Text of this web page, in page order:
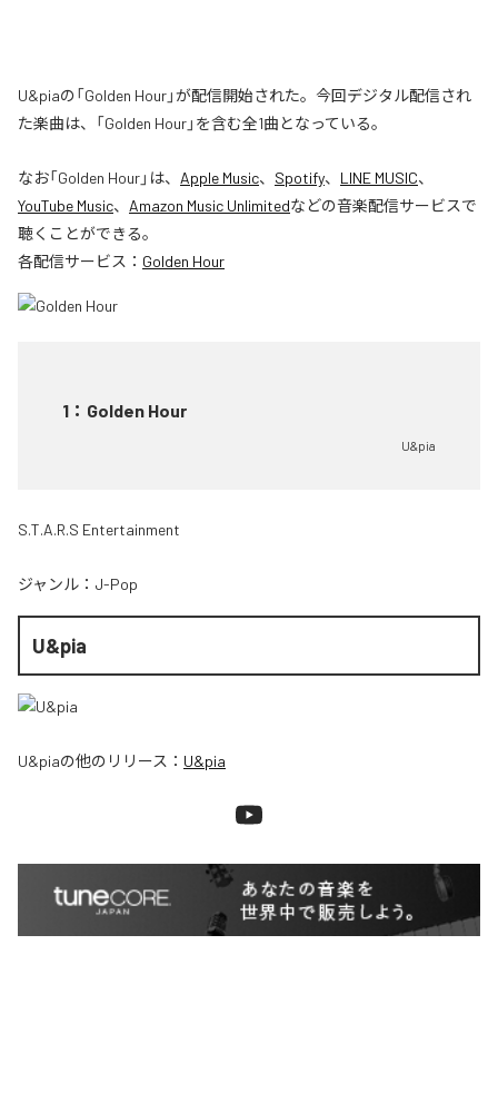
U&piaの「Golden Hour」が配信開始された。今回デジタル配信され
た楽曲は、「Golden Hour」を含む全1曲となっている。
なお「Golden Hour」は、 Apple Music、 Spotify、 LINE MUSIC、
YouTube Music、 Amazon Music Unlimitedなどの音楽配信サービスで
聴くことができる。
各配信サービス： Golden Hour
1 ： Golden Hour
U&pia
S.T.A.R.S Entertainment
ジャンル： J-Pop
U&pia
U&piaの他のリリース： U&pia